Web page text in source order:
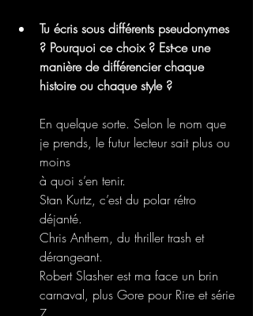
Tu écris sous différents pseudonymes
? Pourquoi ce choix ? Est-ce une
manière de différencier chaque
histoire ou chaque style ?
En quelque sorte. Selon le nom que
je prends, le futur lecteur sait plus ou
moins
à quoi s’en tenir.
Stan Kurtz, c’est du polar rétro
déjanté.
Chris Anthem, du thriller trash et
dérangeant.
Robert Slasher est ma face un brin
carnaval, plus Gore pour Rire et série